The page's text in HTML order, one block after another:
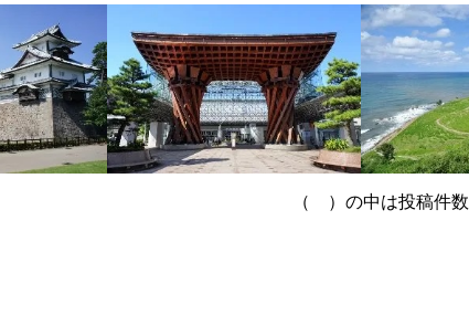
（ ）の中は投稿件